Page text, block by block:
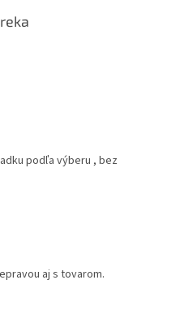
podľa výberu , bez
aj s tovarom.